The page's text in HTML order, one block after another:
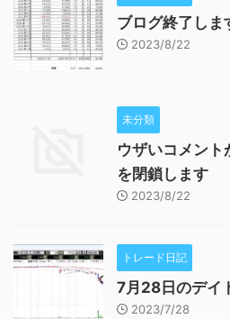
ブログ終了しま
2023/8/22
未分類
ウザいコメント
を閉鎖します
2023/8/22
トレード日記
7月28日のデイ
2023/7/28